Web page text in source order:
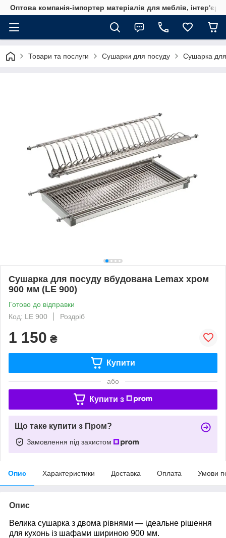
Оптова компанія-імпортер матеріалів для меблів, інтер'єру
Товари та послуги Сушарки для посуду Сушарка
Сушарка для посуду вбудована Lemax хром
900 мм (LE 900)
Готово до відправки
Код: LE 900
Роздріб
1 150 ₴
Купити
або
Купити з
Що таке купити з Пром?
Замовлення під захистом
Опис Характеристики Доставка Оплата Умови
Опис
Велика сушарка з двома рівнями — ідеальне рішення
для кухонь із шафами шириною 900 мм.